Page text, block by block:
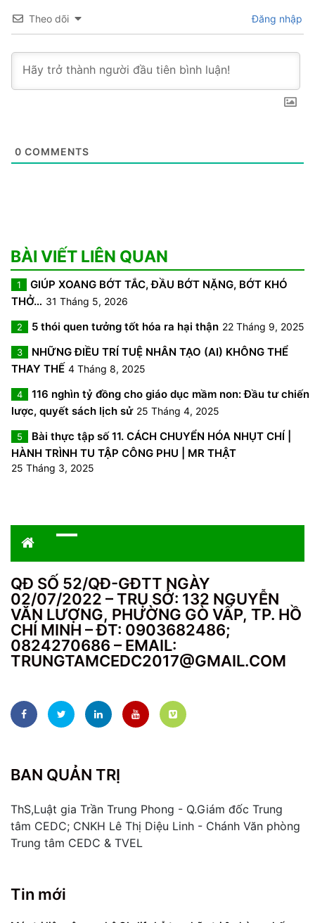
Theo dõi Đăng nhập
0 COMMENTS
BÀI VIẾT LIÊN QUAN
1
GIÚP XOANG BỚT TẮC, ĐẦU BỚT NẶNG, BỚT KHÓ
THỞ… 31 Tháng 5, 2026
2 5 thói quen tưởng tốt hóa ra hại thận 22 Tháng 9, 2025
3
NHỮNG ĐIỀU TRÍ TUỆ NHÂN TẠO (AI) KHÔNG THỂ
THAY THẾ 4 Tháng 8, 2025
4
116 nghìn tỷ đồng cho giáo dục mầm non: Đầu tư chiến
lược, quyết sách lịch sử 25 Tháng 4, 2025
5
Bài thực tập số 11. CÁCH CHUYỂN HÓA NHỤT CHÍ |
HÀNH TRÌNH TU TẬP CÔNG PHU | MR THẬT
25 Tháng 3, 2025
QĐ SỐ 52/QĐ-GĐTT NGÀY
02/07/2022 – TRỤ SỞ: 132 NGUYỄN
VĂN LƯỢNG, PHƯỜNG GÒ VẤP, TP. HỒ
CHÍ MINH – ĐT: 0903682486;
0824270686 – EMAIL:
TRUNGTAMCEDC2017@GMAIL.COM
BAN QUẢN TRỊ
ThS,Luật gia Trần Trung Phong - Q.Giám đốc Trung
tâm CEDC; CNKH Lê Thị Diệu Linh - Chánh Văn phòng
Trung tâm CEDC & TVEL
Tin mới